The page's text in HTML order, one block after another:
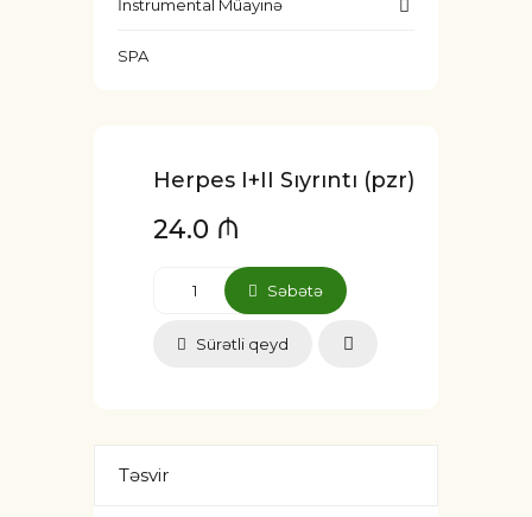
İnstrumental Müayinə
SPA
Herpes I+II Sıyrıntı (pzr)
24.0 ₼
Səbətə
Sürətli qeyd
Təsvir